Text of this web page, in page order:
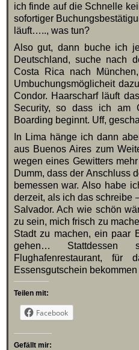
ich finde auf die Schnelle
sofortiger
läuft….., was tun?
Also gut, dann buche ich
Deutschland, suche nach
Costa Rica nach
Umbuchungsmöglicheit
Condor. Haarscharf läuft
Security, so dass ich am
Boarding beginnt. Uff,
In Lima hänge ich dann
aus Buenos Aires zum
wegen eines Gewitters
Dumm, dass der Anschluss
bemessen war. Also habe
derzeit, als ich das schreibe
Salvador. Ach wie schön
zu sein, mich frisch zu
Stadt zu machen, ein paar
gehen…
Flughafenrestaurant,
Essensgutschein
Teilen mit:
Facebook
Gefällt mir: